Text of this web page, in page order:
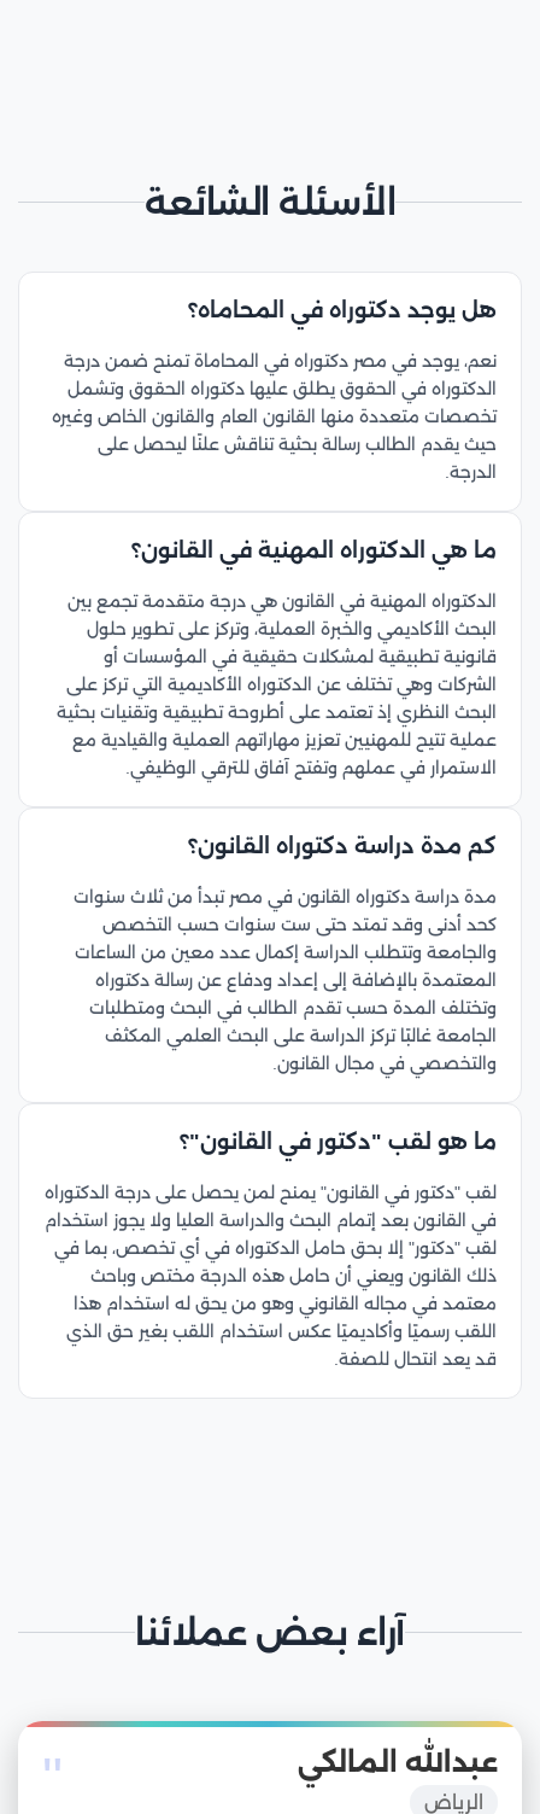
الأسئلة الشائعة
هل يوجد دكتوراه في المحاماه؟
نعم، يوجد في مصر دكتوراه في المحاماة تمنح ضمن درجة
الدكتوراه في الحقوق يطلق عليها دكتوراه الحقوق وتشمل
تخصصات متعددة منها القانون العام والقانون الخاص وغيره
حيث يقدم الطالب رسالة بحثية تناقش علنًا ليحصل على
الدرجة.
ما هي الدكتوراه المهنية في القانون؟
الدكتوراه المهنية في القانون هي درجة متقدمة تجمع بين
البحث الأكاديمي والخبرة العملية، وتركز على تطوير حلول
قانونية تطبيقية لمشكلات حقيقية في المؤسسات أو
الشركات وهي تختلف عن الدكتوراه الأكاديمية التي تركز على
البحث النظري إذ تعتمد على أطروحة تطبيقية وتقنيات بحثية
عملية تتيح للمهنيين تعزيز مهاراتهم العملية والقيادية مع
الاستمرار في عملهم وتفتح آفاق للترقي الوظيفي.
كم مدة دراسة دكتوراه القانون؟
مدة دراسة دكتوراه القانون في مصر تبدأ من ثلاث سنوات
كحد أدنى وقد تمتد حتى ست سنوات حسب التخصص
والجامعة وتتطلب الدراسة إكمال عدد معين من الساعات
المعتمدة بالإضافة إلى إعداد ودفاع عن رسالة دكتوراه
وتختلف المدة حسب تقدم الطالب في البحث ومتطلبات
الجامعة غالبًا تركز الدراسة على البحث العلمي المكثف
والتخصصي في مجال القانون.
ما هو لقب "دكتور في القانون"؟
لقب "دكتور في القانون" يمنح لمن يحصل على درجة الدكتوراه
في القانون بعد إتمام البحث والدراسة العليا ولا يجوز استخدام
لقب "دكتور" إلا بحق حامل الدكتوراه في أي تخصص، بما في
ذلك القانون ويعني أن حامل هذه الدرجة مختص وباحث
معتمد في مجاله القانوني وهو من يحق له استخدام هذا
اللقب رسميًا وأكاديميًا عكس استخدام اللقب بغير حق الذي
قد يعد انتحال للصفة.
آراء بعض عملائنا
" عبدالله المالكي
الرياض